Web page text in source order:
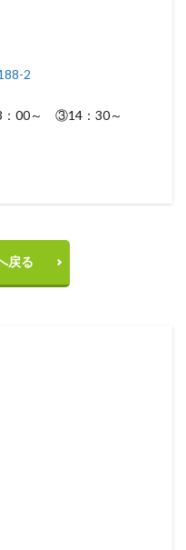
2
：00～ ③14：30～
戻る